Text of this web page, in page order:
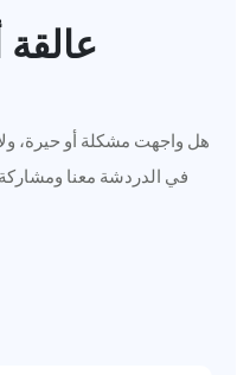
هل واجهت مشكلة أو حيرة،
في الدردشة معنا